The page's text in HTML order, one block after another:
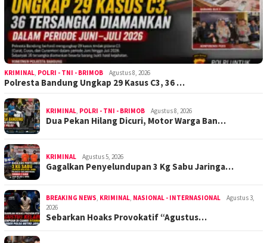
KRIMINAL POLRI - TNI - BRIMOB Agustus 8, 2026
Polresta Bandung Ungkap 29 Kasus C3, 36 …
KRIMINAL POLRI - TNI - BRIMOB Agustus 8, 2026
Dua Pekan Hilang Dicuri, Motor Warga Ban…
KRIMINAL Agustus 5, 2026
Gagalkan Penyelundupan 3 Kg Sabu Jaringa…
BREAKING NEWS KRIMINAL NASIONAL - INTERNASIONAL
Agustus 3,
2026
Sebarkan Hoaks Provokatif “Agustus…